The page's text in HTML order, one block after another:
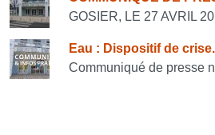
GOSIER, LE 27 AVRIL
Eau : Dispositif de
Communiqué de presse